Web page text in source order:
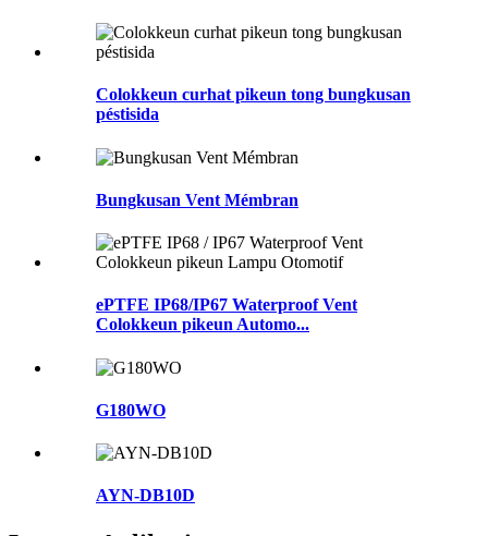
Colokkeun curhat pikeun tong bungkusan
péstisida
Bungkusan Vent Mémbran
ePTFE IP68/IP67 Waterproof Vent
Colokkeun pikeun Automo...
G180WO
AYN-DB10D